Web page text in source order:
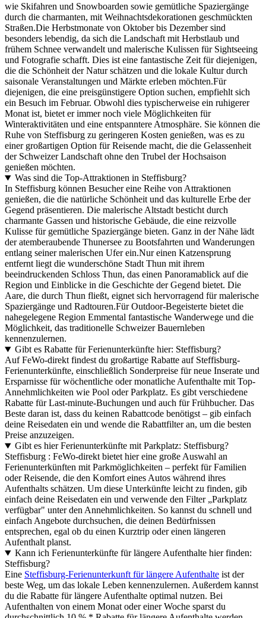
wie Skifahren und Snowboarden sowie gemütliche Spaziergänge
durch die charmanten, mit Weihnachtsdekorationen geschmückten
Straßen.Die Herbstmonate von Oktober bis Dezember sind
besonders lebendig, da sich die Landschaft mit Herbstlaub und
frühem Schnee verwandelt und malerische Kulissen für Sightseeing
und Fotografie schafft. Dies ist eine fantastische Zeit für diejenigen,
die die Schönheit der Natur schätzen und die lokale Kultur durch
saisonale Veranstaltungen und Märkte erleben möchten.Für
diejenigen, die eine preisgünstigere Option suchen, empfiehlt sich
ein Besuch im Februar. Obwohl dies typischerweise ein ruhigerer
Monat ist, bietet er immer noch viele Möglichkeiten für
Winteraktivitäten und eine entspanntere Atmosphäre. Sie können die
Ruhe von Steffisburg zu geringeren Kosten genießen, was es zu
einer großartigen Option für Reisende macht, die die Gelassenheit
der Schweizer Landschaft ohne den Trubel der Hochsaison
genießen möchten.
Was sind die Top-Attraktionen in Steffisburg?
In Steffisburg können Besucher eine Reihe von Attraktionen
genießen, die die natürliche Schönheit und das kulturelle Erbe der
Gegend präsentieren. Die malerische Altstadt besticht durch
charmante Gassen und historische Gebäude, die eine reizvolle
Kulisse für gemütliche Spaziergänge bieten. Ganz in der Nähe lädt
der atemberaubende Thunersee zu Bootsfahrten und Wanderungen
entlang seiner malerischen Ufer ein.Nur einen Katzensprung
entfernt liegt die wunderschöne Stadt Thun mit ihrem
beeindruckenden Schloss Thun, das einen Panoramablick auf die
Region und Einblicke in die Geschichte der Gegend bietet. Die
Aare, die durch Thun fließt, eignet sich hervorragend für malerische
Spaziergänge und Radtouren.Für Outdoor-Begeisterte bietet die
nahegelegene Region Emmental fantastische Wanderwege und die
Möglichkeit, das traditionelle Schweizer Bauernleben
kennenzulernen.
Gibt es Rabatte für Ferienunterkünfte hier: Steffisburg?
Auf FeWo-direkt findest du großartige Rabatte auf Steffisburg-
Ferienunterkünfte, einschließlich Sonderpreise für neue Inserate und
Ersparnisse für wöchentliche oder monatliche Aufenthalte mit Top-
Annehmlichkeiten wie Pool oder Parkplatz. Es gibt verschiedene
Rabatte für Last-minute-Buchungen und auch für Frühbucher. Das
Beste daran ist, dass du keinen Rabattcode benötigst – gib einfach
deine Reisedaten ein und wende die Rabattfilter an, um die besten
Preise anzuzeigen.
Gibt es hier Ferienunterkünfte mit Parkplatz: Steffisburg?
Steffisburg : FeWo-direkt bietet hier eine große Auswahl an
Ferienunterkünften mit Parkmöglichkeiten – perfekt für Familien
oder Reisende, die den Komfort eines Autos während ihres
Aufenthalts schätzen. Um diese Unterkünfte leicht zu finden, gib
einfach deine Reisedaten ein und verwende den Filter „Parkplatz
verfügbar" unter den Annehmlichkeiten. So kannst du schnell und
einfach Angebote durchsuchen, die deinen Bedürfnissen
entsprechen, egal ob du einen Kurztrip oder einen längeren
Aufenthalt planst.
Kann ich Ferienunterkünfte für längere Aufenthalte hier finden:
Steffisburg?
Eine Steffisburg-Ferienunterkunft für längere Aufenthalte ist der
beste Weg, um das lokale Leben kennenzulernen. Außerdem kannst
du die Rabatte für längere Aufenthalte optimal nutzen. Bei
Aufenthalten von einem Monat oder einer Woche sparst du